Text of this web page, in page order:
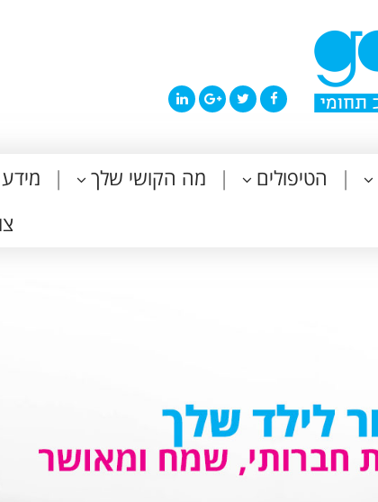
הטיפולים מה הקושי שלך